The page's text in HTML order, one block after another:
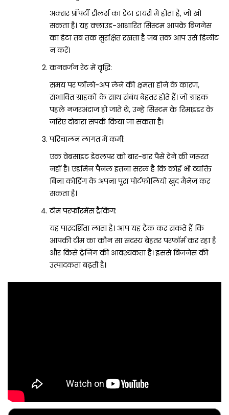
अक्सर प्रॉपर्टी डीलर्स का डेटा डायरी में होता है, जो खो
सकता है। यह क्लाउड-आधारित सिस्टम आपके बिजनेस
का डेटा तब तक सुरक्षित रखता है जब तक आप उसे डिलीट
न करें।
कनवर्जन रेट में वृद्धि:
समय पर फॉलो-अप लेने की क्षमता होने के कारण,
संभावित ग्राहकों के साथ संबंध बेहतर होते हैं। जो ग्राहक
पहले नजरअंदाज हो जाते थे, उन्हें सिस्टम के रिमाइंडर के
जरिए दोबारा संपर्क किया जा सकता है।
परिचालन लागत में कमी:
एक वेबसाइट डेवलपर को बार-बार पैसे देने की जरूरत
नहीं है। एडमिन पैनल इतना सरल है कि कोई भी व्यक्ति
बिना कोडिंग के अपना पूरा पोर्टफोलियो खुद मैनेज कर
सकता है।
टीम परफॉरमेंस ट्रैकिंग:
यह पारदर्शिता लाता है। आप यह ट्रैक कर सकते हैं कि
आपकी टीम का कौन सा सदस्य बेहतर परफॉर्म कर रहा है
और किसे ट्रेनिंग की आवश्यकता है। इससे बिजनेस की
उत्पादकता बढ़ती है।